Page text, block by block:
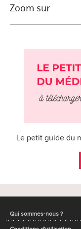
Zoom sur
Le petit guide du
Qui sommes-nous ?